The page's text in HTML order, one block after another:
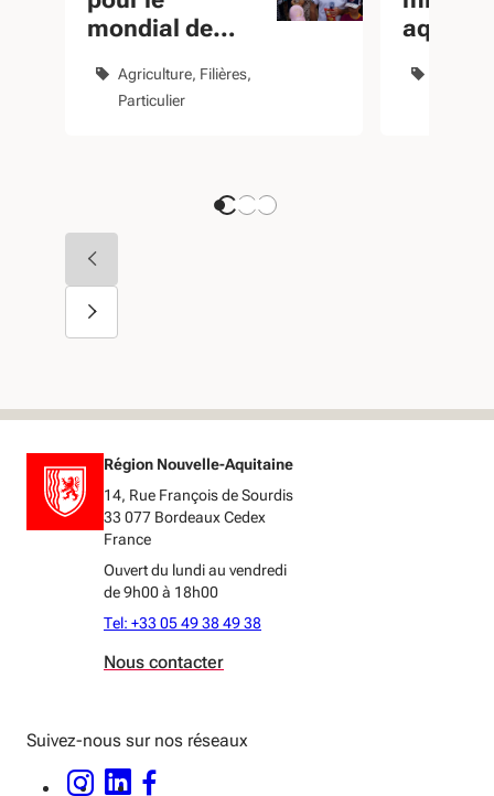
mondial de
moutons du
Dorat
Agriculture Filières
Particulier
Région Nouvelle-Aquitaine
14, Rue François de Sourdis
33 077 Bordeaux Cedex
France
Ouvert du lundi au vendredi
de 9h00 à 18h00
Tel: +33 05 49 38 49 38
Nous contacter
Suivez-nous sur nos réseaux